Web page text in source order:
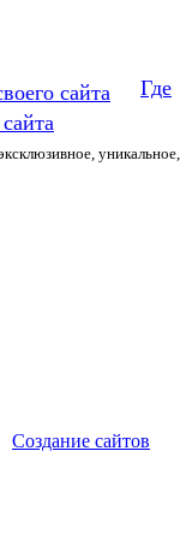
Где
Создание сайтов